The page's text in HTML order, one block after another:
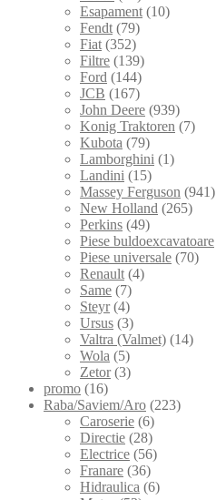
Esapament (10)
Fendt (79)
Fiat (352)
Filtre (139)
Ford (144)
JCB (167)
John Deere (939)
Konig Traktoren (7)
Kubota (79)
Lamborghini (1)
Landini (15)
Massey Ferguson (941)
New Holland (265)
Perkins (49)
Piese buldoexcavatoare
Piese universale (70)
Renault (4)
Same (7)
Steyr (4)
Ursus (3)
Valtra (Valmet) (14)
Wola (5)
Zetor (3)
promo (16)
Raba/Saviem/Aro (223)
Caroserie (6)
Directie (28)
Electrice (56)
Franare (36)
Hidraulica (6)